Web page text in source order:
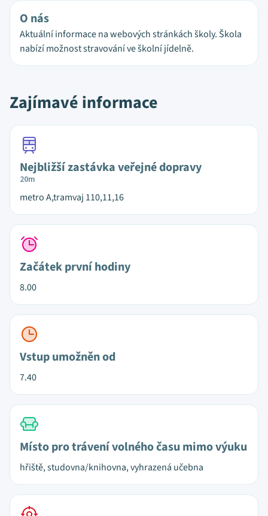
O nás
Aktuální informace na webových stránkách školy. Škola
nabízí možnost stravování ve školní jídelně.
Zajímavé informace
Nejbližší zastávka veřejné dopravy
20m
metro A,tramvaj 110,11,16
Začátek první hodiny
8.00
Vstup umožněn od
7.40
Místo pro trávení volného času mimo výuku
hřiště, studovna/knihovna, vyhrazená učebna